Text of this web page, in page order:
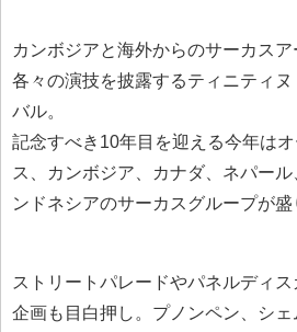
カンボジアと海外からのサーカスア
各々の演技を披露するティニティ
バル。
記念すべき10年目を迎える今年は
ス、カンボジア、カナダ、ネパー
ンドネシアのサーカスグループが盛
ストリートパレードやパネルディ
企画も目白押し。プノンペン、シ